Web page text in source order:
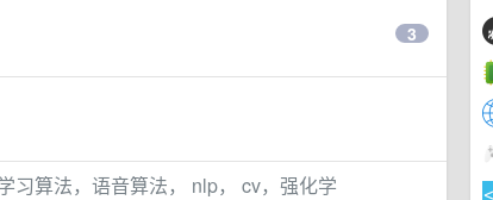
3
习算法，语音算法， nlp， cv，强化学